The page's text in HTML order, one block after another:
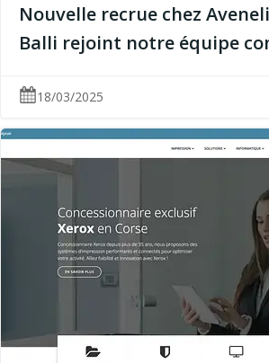
Nouvelle recrue chez
Balli rejoint notre équipe
18/03/2025